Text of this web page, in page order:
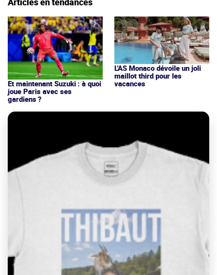
Et maintenant Suzuki : à quoi
joue Paris avec ses
gardiens ?
L'AS Monaco dévoile un joli
maillot third pour les
vacances